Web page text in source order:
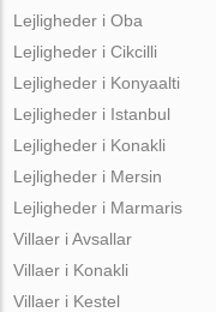
Lejligheder i Oba
Lejligheder i Cikcilli
Lejligheder i Konyaalti
Lejligheder i Istanbul
Lejligheder i Konakli
Lejligheder i Mersin
Lejligheder i Marmaris
Villaer i Avsallar
Villaer i Konakli
Villaer i Kestel